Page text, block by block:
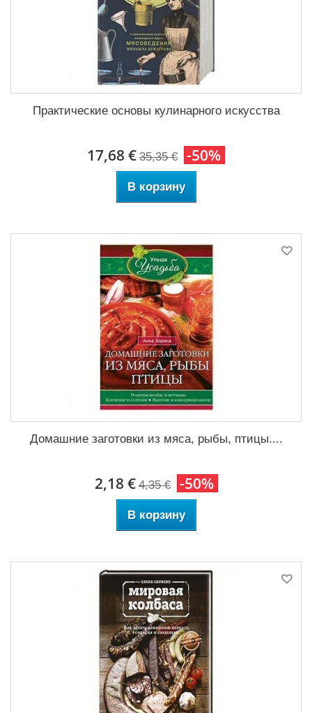
Практические основы кулинарного искусства
17,68 € 35,35 € -50%
В корзину
Домашние заготовки из мяса, рыбы, птицы....
2,18 € 4,35 € -50%
В корзину